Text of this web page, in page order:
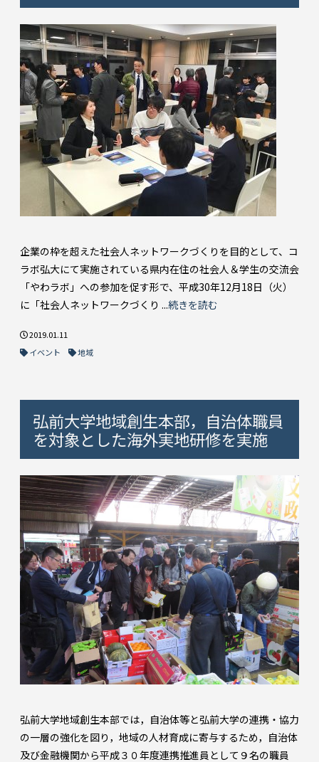
企業の枠を超えた社会人ネットワークづくりを目的として、コ
ラボ弘大にて実施されている県内在住の社会人＆学生の交流会
「やわラボ」への参加を促す形で、平成30年12月18日（火）
に「社会人ネットワークづくり ...続きを読む
2019.01.11
イベント
地域
弘前大学地域創生本部，自治体職員
を対象とした海外実地研修を実施
弘前大学地域創生本部では，自治体等と弘前大学の連携・協力
の一層の強化を図り，地域の人材育成に寄与するため，自治体
及び金融機関から平成３０年度連携推進員として９名の職員